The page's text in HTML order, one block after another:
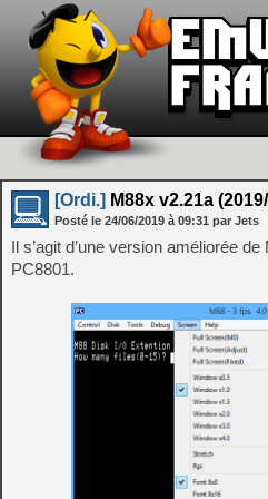
[Ordi.] M88x v2.21a
Posté le 24/06/2019 à 09:31 par Jets
Il s’agit d’une version améliorée
PC8801.